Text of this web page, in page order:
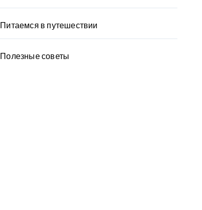
Питаемся в путешествии
Полезные советы